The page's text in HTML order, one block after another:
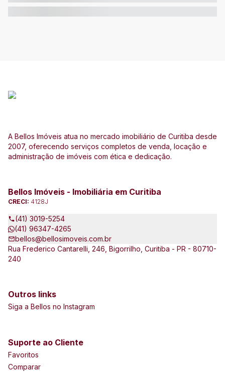
A Bellos Imóveis atua no mercado imobiliário de Curitiba desde
2007, oferecendo serviços completos de venda, locação e
administração de imóveis com ética e dedicação.
Bellos Imóveis - Imobiliária em Curitiba
CRECI: 4128J
(41) 3019-5254
(41) 96347-4265
bellos@bellosimoveis.com.br
Rua Frederico Cantarelli, 246, Bigorrilho, Curitiba - PR - 80710-
240
Outros links
Siga a Bellos no Instagram
Suporte ao Cliente
Favoritos
Comparar